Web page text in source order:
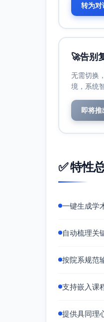
系相关
1990）
此致 敬
| ［办
参考文
际信息
转为对
🚀告别
无需切换
境，系统
即将推
✅ 特性
一键生成学
自动梳理关
按院系规范
支持嵌入课
提供具同理